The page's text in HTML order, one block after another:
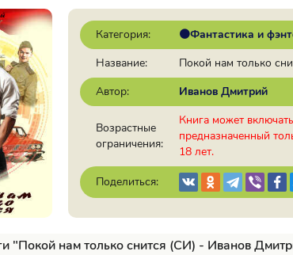
Категория: 🟠Фантастика и
Название:
Покой нам только
Автор:
Иванов Дмитрий
Возрастные
ограничения:
Книга может
предназначенный
18 лет.
Поделиться:
"Покой нам только снится (СИ) - Иванов